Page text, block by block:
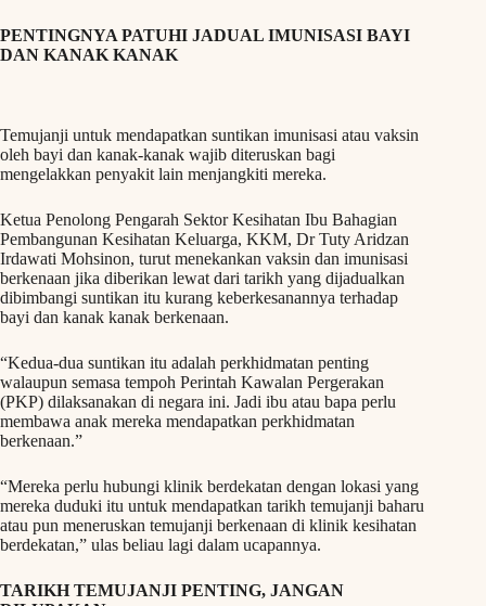
PENTINGNYA PATUHI JADUAL IMUNISASI BAYI
DAN KANAK KANAK
Temujanji untuk mendapatkan suntikan imunisasi atau vaksin
oleh bayi dan kanak-kanak wajib diteruskan bagi
mengelakkan penyakit lain menjangkiti mereka.
Ketua Penolong Pengarah Sektor Kesihatan Ibu Bahagian
Pembangunan Kesihatan Keluarga, KKM, Dr Tuty Aridzan
Irdawati Mohsinon, turut menekankan vaksin dan imunisasi
berkenaan jika diberikan lewat dari tarikh yang dijadualkan
dibimbangi suntikan itu kurang keberkesanannya terhadap
bayi dan kanak kanak berkenaan.
“Kedua-dua suntikan itu adalah perkhidmatan penting
walaupun semasa tempoh Perintah Kawalan Pergerakan
(PKP) dilaksanakan di negara ini. Jadi ibu atau bapa perlu
membawa anak mereka mendapatkan perkhidmatan
berkenaan.”
“Mereka perlu hubungi klinik berdekatan dengan lokasi yang
mereka duduki itu untuk mendapatkan tarikh temujanji baharu
atau pun meneruskan temujanji berkenaan di klinik kesihatan
berdekatan,” ulas beliau lagi dalam ucapannya.
TARIKH TEMUJANJI PENTING, JANGAN